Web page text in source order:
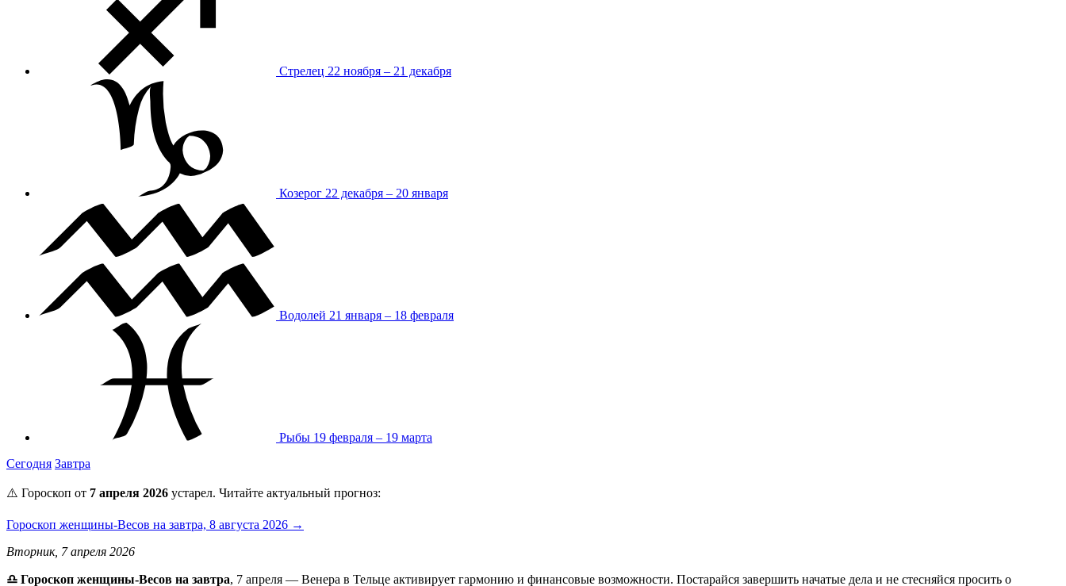
Стрелец 22 ноября – 21 декабря
Козерог 22 декабря – 20 января
Водолей 21 января – 18 февраля
Рыбы 19 февраля – 19 марта
Сегодня Завтра
⚠️ Гороскоп от 7 апреля 2026 устарел. Читайте актуальный прогноз:
Гороскоп женщины-Весов на завтра, 8 августа 2026 →
Вторник, 7 апреля 2026
♎ Гороскоп женщины-Весов на завтра, 7 апреля — Венера в Тельце активирует гармонию и финансовые возможности. Постарайся завершить начатые дела и не стесняйся просить о